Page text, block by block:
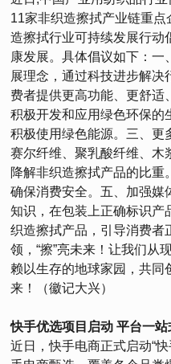
11家非织造擦拭产业链重点
造擦拭行业可持续发展行动
康发展。具体倡议如下：
展理念，通过科技进步解决
费者提供更高功能、更舒适
积极开发和应用绿色环保的
积极使用绿色能源。三、更
赛尔纤维、聚乳酸纤维、木
降解非织造擦拭产品的比重
确保消费安全。五、加强媒
知识，在包装上正确标识产
织造擦拭产品，引导消费者
领，“擦”亮未来！让我们从
赖以生存的地球家园，共同
来！（徽记大兴）
快手优选项目启动 平台一
近日，快手电商正式启动“